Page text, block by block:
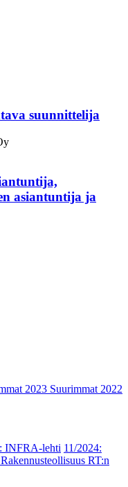
suunnittelija
asiantuntija ja
2023 Suurimmat 2022
INFRA-lehti 11/2024:
RT:n